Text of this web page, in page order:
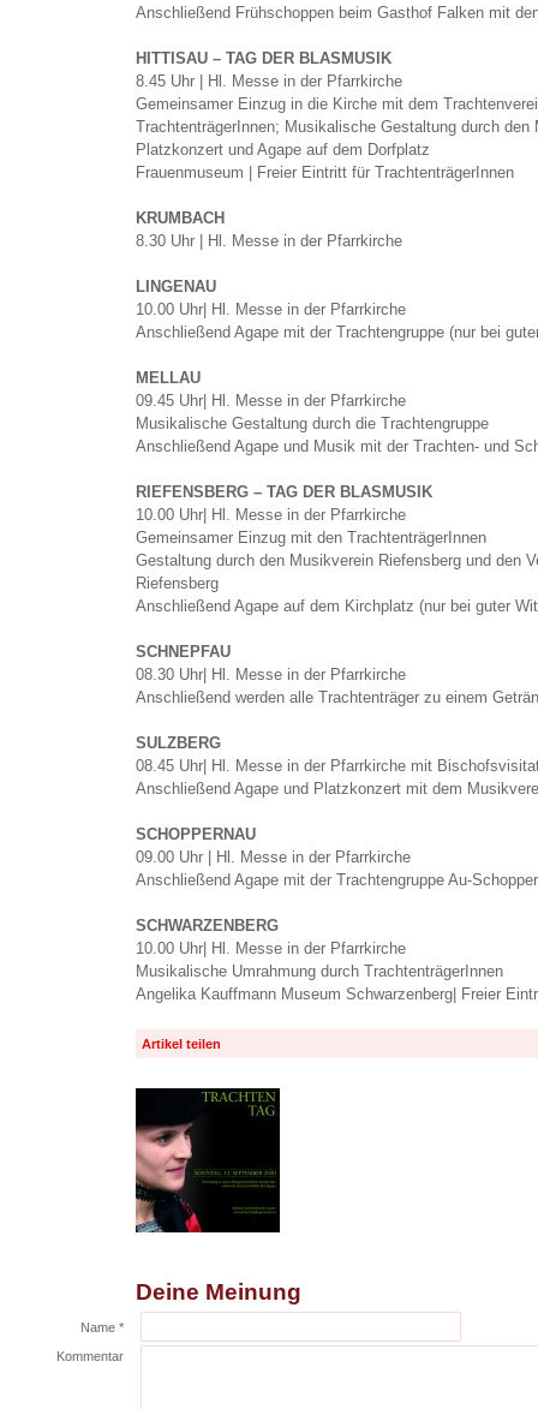
Anschließend Frühschoppen beim Gasthof Falken mit
HITTISAU – TAG DER BLASMUSIK
8.45 Uhr | Hl. Messe in der Pfarrkirche
Gemeinsamer Einzug in die Kirche mit dem
TrachtenträgerInnen; Musikalische Gestaltung durch
Platzkonzert und Agape auf dem Dorfplatz
Frauenmuseum | Freier Eintritt für TrachtenträgerInnen
KRUMBACH
8.30 Uhr | Hl. Messe in der Pfarrkirche
LINGENAU
10.00 Uhr| Hl. Messe in der Pfarrkirche
Anschließend Agape mit der Trachtengruppe (nur bei
MELLAU
09.45 Uhr| Hl. Messe in der Pfarrkirche
Musikalische Gestaltung durch die Trachtengruppe
Anschließend Agape und Musik mit der Trachten- und
RIEFENSBERG – TAG DER BLASMUSIK
10.00 Uhr| Hl. Messe in der Pfarrkirche
Gemeinsamer Einzug mit den TrachtenträgerInnen
Gestaltung durch den Musikverein Riefensberg und den
Riefensberg
Anschließend Agape auf dem Kirchplatz (nur bei guter
SCHNEPFAU
08.30 Uhr| Hl. Messe in der Pfarrkirche
Anschließend werden alle Trachtenträger zu einem
SULZBERG
08.45 Uhr| Hl. Messe in der Pfarrkirche mit
Anschließend Agape und Platzkonzert mit dem
SCHOPPERNAU
09.00 Uhr | Hl. Messe in der Pfarrkirche
Anschließend Agape mit der Trachtengruppe Au-
SCHWARZENBERG
10.00 Uhr| Hl. Messe in der Pfarrkirche
Musikalische Umrahmung durch TrachtenträgerInnen
Angelika Kauffmann Museum Schwarzenberg| Freier
Artikel teilen
Deine Meinung
Name *
Kommentar